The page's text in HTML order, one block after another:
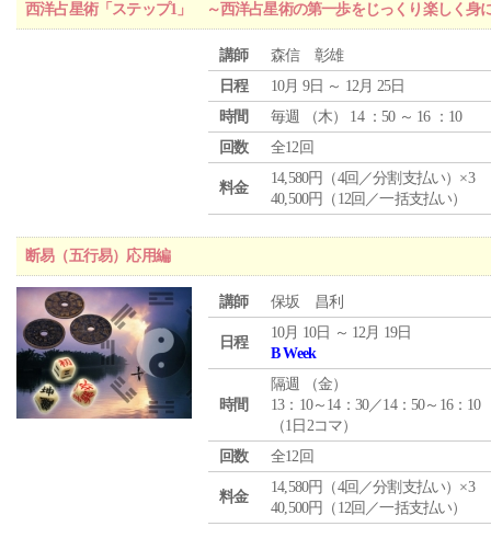
西洋占星術「ステップ1」 ～西洋占星術の第一歩をじっくり楽しく身
講師
森信 彰雄
日程
10月 9日 ～ 12月 25日
時間
毎週 （木） 14 ：50 ～ 16 ：10
回数
全12回
料金
14,580円（4回／分割支払い）×3
40,500円（12回／一括支払い）
断易（五行易）応用編
講師 保坂 昌利
日程
10月 10日 ～ 12月 19日
B Week
時間
隔週 （金）
13：10～14：30／14：50～16：10
（1日2コマ）
回数
全12回
料金
14,580円（4回／分割支払い）×3
40,500円（12回／一括支払い）